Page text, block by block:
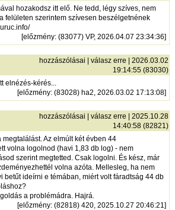
hozakodsz itt elő. Ne tedd, légy szíves, nem
felületen szerintem szívesen beszélgetnének
[előzmény: (83077) VP, 2026.04.07 23:34:36]
hozzászólásai |válasz erre | 2026.03.02
19:14:55 (83030)
elnézés-kérés...
[előzmény: (83028) ha2, 2026.03.02 17:13:08]
hozzászólásai |válasz erre | 2025.10.28
14:40:58 (82821)
Az elmúlt két évben 44
volna logolnod (havi 1,83 db log) - nem
szerint megtetted. Csak logolni. És kész, már
volna azóta. Mellesleg, ha nem
betűt ideírni e témában, miért volt fáradtság 44 db
a problémádra. Hajrá.
[előzmény: (82818) 420, 2025.10.27 20:46:21]